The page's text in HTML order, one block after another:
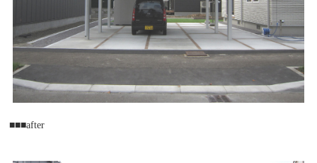
■■■after